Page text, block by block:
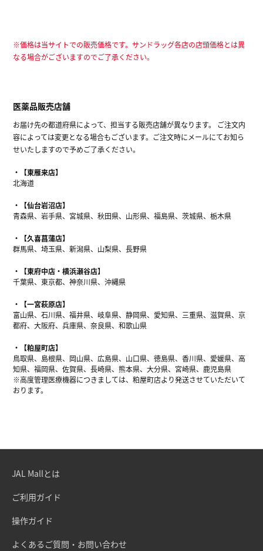
※価格は当サイトでの販売価格です。サンドラッグ各店の店頭価格とは異
なる場合がございますのでご了承ください。
医薬品販売店舗
お届け先の都道府県によって、担当する販売店舗が異なります。 ご注文内
容によっては変更となる場合もございます。ご注文時にメールにてお知ら
せいたしますので予めご了承ください。
【東雁来店】
北海道
【仙台岩沼店】
青森県、岩手県、宮城県、秋田県、山形県、福島県、茨城県、栃木県
【久喜菖蒲店】
群馬県、埼玉県、新潟県、山梨県、長野県
【東府中店・横浜瀬谷店】
千葉県、東京都、神奈川県、沖縄県
【一宮萩原店】
富山県、石川県、福井県、岐阜県、静岡県、愛知県、三重県、滋賀県、京
都府、大阪府、兵庫県、奈良県、和歌山県
【粕屋町店】
鳥取県、島根県、岡山県、広島県、山口県、徳島県、香川県、愛媛県、高
知県、福岡県、佐賀県、長崎県、熊本県、大分県、宮崎県、鹿児島県
※高度管理医療機器につきましては、粕屋町店より発送させていただいて
おります。
JAL Mallとは
ご利用ガイド
操作ガイド
よくあるご質問・お問い合わせ